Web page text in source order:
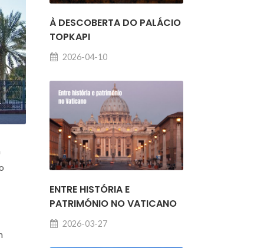
À DESCOBERTA DO PALÁCIO
TOPKAPI
2026-04-10
ENTRE HISTÓRIA E
PATRIMÓNIO NO VATICANO
2026-03-27